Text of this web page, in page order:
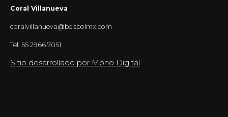
Coral Villanueva
coralvillanueva@beisbolmx.com
Tel. 55 2966 7051
Sitio desarrollado por Mono Digital